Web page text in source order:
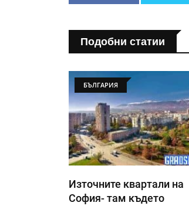
Подобни статии
БЪЛГАРИЯ
Източните квартали на
София- там където